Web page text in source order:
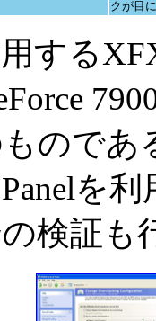
クが目
する
のであ
を
検証も